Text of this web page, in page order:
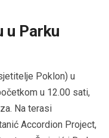
u Parku
Poklon) u
u 12.00 sati,
Na terasi
Accordion Project,